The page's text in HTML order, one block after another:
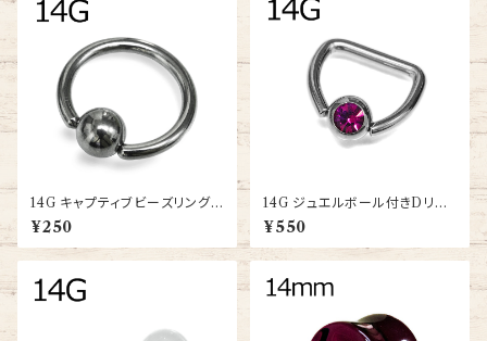
14G キャプティブビーズリング
(BC-ST001-14G-SS)
¥250
14G ジュエルボール付きDリン
グ(BC-SJ021-14G-SS)
¥550